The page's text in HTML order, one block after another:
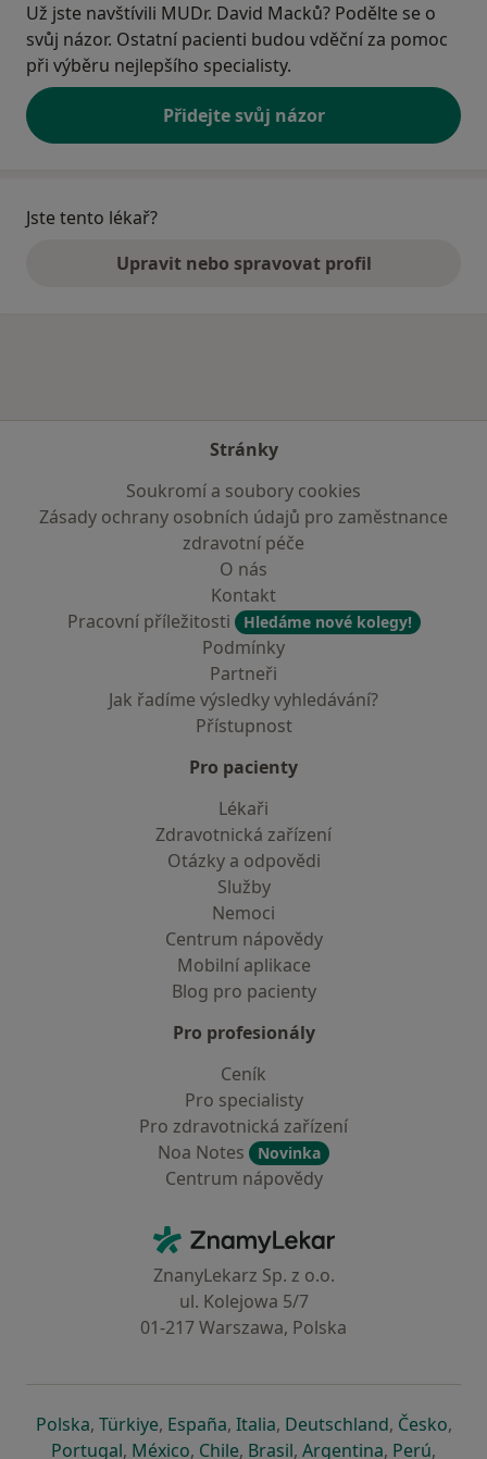
Už jste navštívili MUDr. David Macků? Podělte se o
svůj názor. Ostatní pacienti budou vděční za pomoc
při výběru nejlepšího specialisty.
Přidejte svůj názor
Jste tento lékař?
Upravit nebo spravovat profil
Stránky
Soukromí a soubory cookies
Zásady ochrany osobních údajů pro zaměstnance
zdravotní péče
O nás
Kontakt
Pracovní příležitosti
Hledáme nové kolegy!
Podmínky
Partneři
Jak řadíme výsledky vyhledávání?
Přístupnost
Pro pacienty
Lékaři
Zdravotnická zařízení
Otázky a odpovědi
Služby
Nemoci
Centrum nápovědy
Mobilní aplikace
Blog pro pacienty
Pro profesionály
Ceník
Pro specialisty
Pro zdravotnická zařízení
Noa Notes
Novinka
Centrum nápovědy
ZnamyLekar - Hlavní stránka
ZnanyLekarz Sp. z o.o.
ul. Kolejowa 5/7
01-217 Warszawa, Polska
Polskase otevře v nové záložce
, Türkiyese otevře v nové záložce
, Españase otevře v nové záložce
, Italiase otevře v nové záložce
, Deutschlandse otevře v
, Českose
,
Portugalse otevře v nové záložce
, Méxicose otevře v nové záložce
, Chilese otevře v nové záložce
, Brasilse otevře v nové
, Argentinase otevře v
, Perúse
,